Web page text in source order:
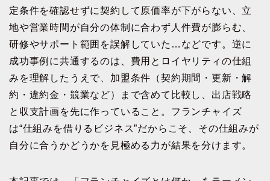
定条件を確認せずに契約して原価率が下がらない、立
地や営業時間が自分の体制に合わず人件費が膨らむ、
研修やサポート範囲を誤解していた…などです。逆に
成功事例に共通するのは、費用とロイヤリティの仕組
みを理解したうえで、加盟条件（契約期間・更新・解
約・違約金・競業など）まで含めて比較し、出店戦略
と収支計画を先に作っていること。フランチャイズ
は“仕組みを借りるビジネス”だからこそ、その仕組みが
自分に合うかどうかを見極める力が結果を分けます。